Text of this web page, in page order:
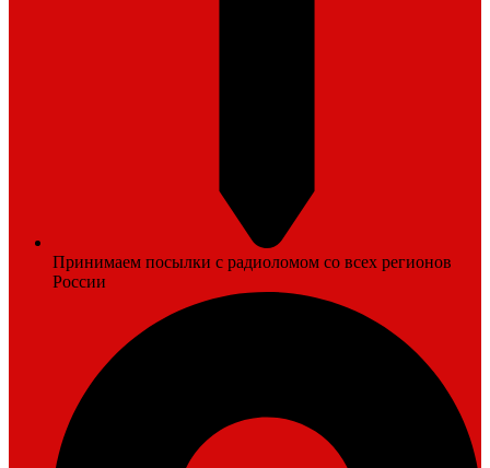
Принимаем посылки с радиоломом со всех регионов
России